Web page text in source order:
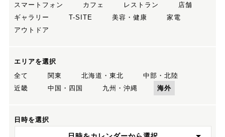
スマートフォン
カフェ レストラン
店舗
ギャラリー
T-SITE 美容・健康
家電
アウトドア
エリアを選択
全て
関東 北海道・東北
中部・北陸
近畿
中国・四国 九州・沖縄 海外
日時を選択